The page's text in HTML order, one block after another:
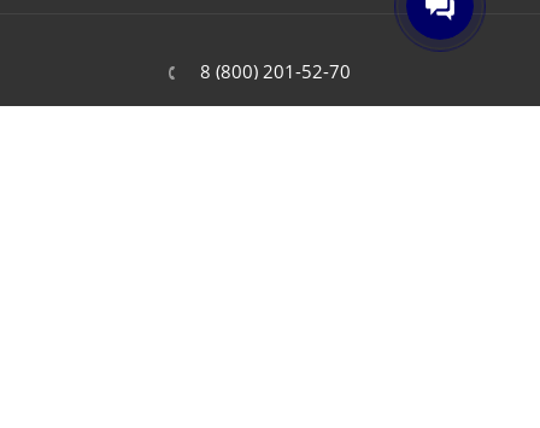
8 (800) 201-52-70
order@cit.ru